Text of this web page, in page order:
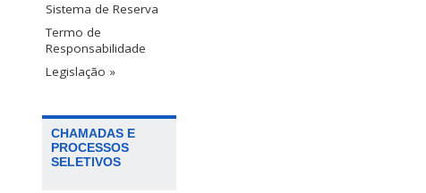
Sistema de Reserva
Termo de
Responsabilidade
Legislação »
CHAMADAS E
PROCESSOS
SELETIVOS